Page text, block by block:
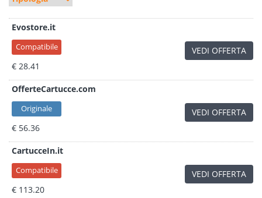
Evostore.it
Compatibile
€ 28.41
VEDI OFFERTA
OfferteCartucce.com
Originale
€ 56.36
VEDI OFFERTA
CartucceIn.it
Compatibile
€ 113.20
VEDI OFFERTA